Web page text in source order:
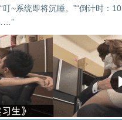
叮~系统即将沉睡。”“倒计时